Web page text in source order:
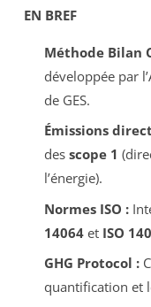
EN BREF
Méthode Bilan
développée par
de GES.
Émissions
des scope 1
l’énergie).
Normes ISO :
14064et ISO
GHG Protocol :
quantification et